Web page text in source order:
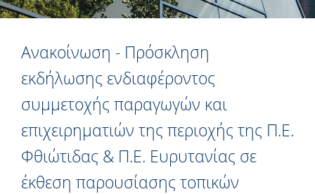
Ανακοίνωση - Πρόσκληση
εκδήλωσης ενδιαφέροντος
συμμετοχής παραγωγών και
επιχειρηματιών της περιοχής της Π.Ε.
Φθιώτιδας & Π.Ε. Ευρυτανίας σε
έκθεση παρουσίασης τοπικών